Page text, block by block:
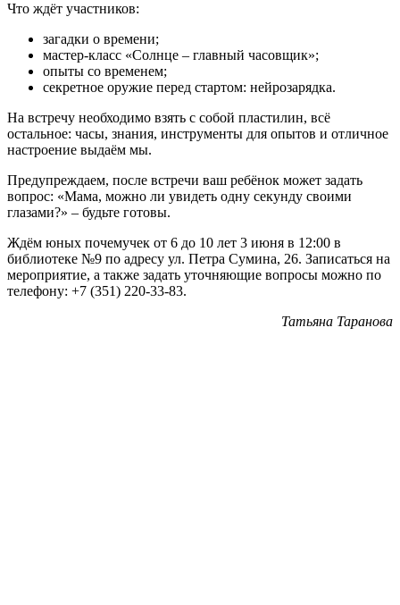
Что ждёт участников:
загадки о времени;
мастер-класс «Солнце – главный часовщик»;
опыты со временем;
секретное оружие перед стартом: нейрозарядка.
На встречу необходимо взять с собой пластилин, всё
остальное: часы, знания, инструменты для опытов и отличное
настроение выдаём мы.
Предупреждаем, после встречи ваш ребёнок может задать
вопрос: «Мама, можно ли увидеть одну секунду своими
глазами?» – будьте готовы.
Ждём юных почемучек от 6 до 10 лет 3 июня в 12:00 в
библиотеке №9 по адресу ул. Петра Сумина, 26. Записаться на
мероприятие, а также задать уточняющие вопросы можно по
телефону: +7 (351) 220-33-83.
Татьяна Таранова